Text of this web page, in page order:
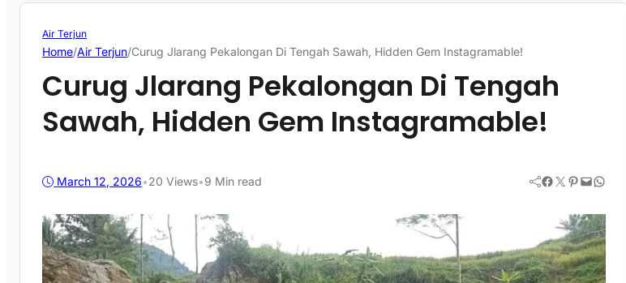
Air Terjun
Home/Air Terjun/Curug Jlarang Pekalongan Di Tengah Sawah, Hidden Gem Instagramable!
Curug Jlarang Pekalongan Di Tengah
Sawah, Hidden Gem Instagramable!
March 12, 2026•20 Views•9 Min read Facebook Twitter Pinterest Mail WhatsApp